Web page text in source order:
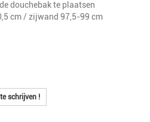
douchebak te plaatsen
cm / zijwand 97,5-99 cm
schrijven !